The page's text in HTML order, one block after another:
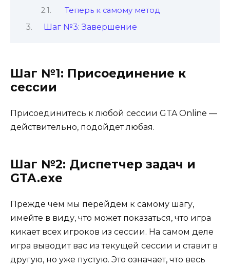
Теперь к самому метод
Шаг №3: Завершение
Шаг №1: Присоединение к
сессии
Присоединитесь к любой сессии GTA Online —
действительно, подойдет любая.
Шаг №2: Диспетчер задач и
GTA.exe
Прежде чем мы перейдем к самому шагу,
имейте в виду, что может показаться, что игра
кикает всех игроков из сессии. На самом деле
игра выводит вас из текущей сессии и ставит в
другую, но уже пустую. Это означает, что весь